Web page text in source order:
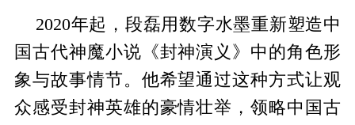
2020年起，段磊用数字水墨重新塑造中
国古代神魔小说《封神演义》中的角色形
象与故事情节。他希望通过这种方式让观
众感受封神英雄的豪情壮举，领略中国古